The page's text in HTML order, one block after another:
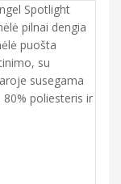
Spotlight
pilnai dengia
puošta
su
susegama
poliesteris ir